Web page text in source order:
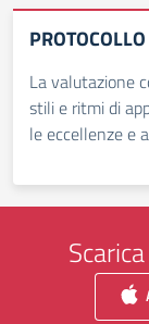
La valutazione
stili e ritmi di
le eccellenze e